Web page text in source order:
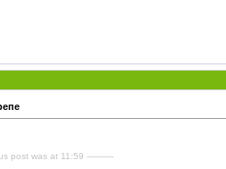
post was at 11:59 ----------